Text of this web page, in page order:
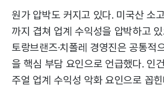
원가 압박도 커지고 있다. 미국산 소
까지 겹쳐 업계 수익성을 압박하고
토랑브랜즈·치폴레 경영진은 공통적
을 핵심 부담 요인으로 언급했다. 인
주얼 업계 수익성 악화 요인으로 꼽